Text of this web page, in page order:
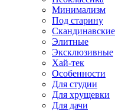
Минимализм
Под старину
Скандинавские
Элитные
Эксклюзивные
Хай-тек
Особенности
Для студии
Для хрущевки
Для дачи